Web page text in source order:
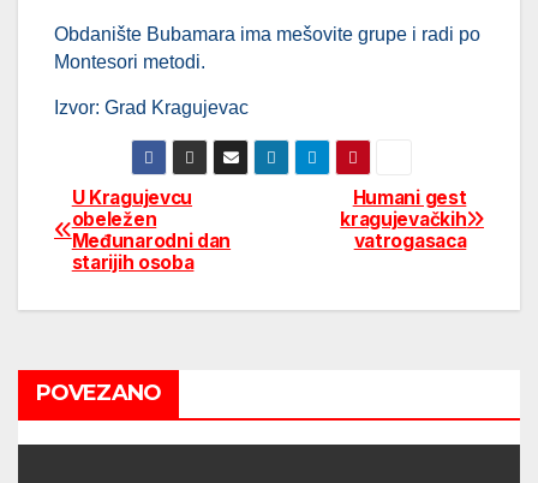
Obdanište Bubamara ima mešovite grupe i radi po
Montesori metodi.
Izvor: Grad Kragujevac
Post
navigation
Humani gest
kragujevačkih
vatrogasaca
U Kragujevcu
obeležen
Međunarodni dan
starijih osoba
POVEZANO